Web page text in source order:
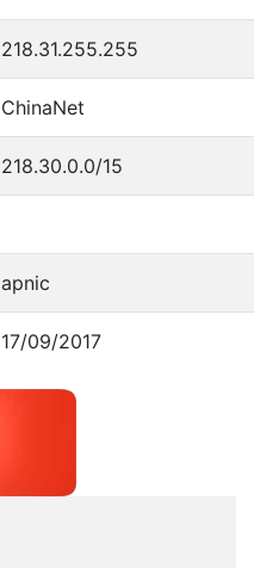
218.31.255.255
ChinaNet
218.30.0.0/15
apnic
17/09/2017